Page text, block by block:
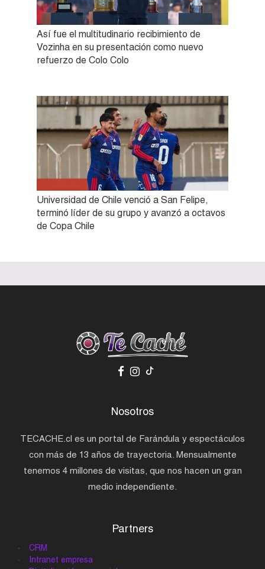
Así fue el multitudinario recibimiento de
Vozinha en su presentación como nuevo
refuerzo de Colo Colo
Universidad de Chile venció a San Felipe,
terminó líder de su grupo y avanzó a octavos
de Copa Chile
Nosotros
TECACHE.cl es un portal de Farándula y espectáculos
con más de 13 años de trayectoria. Mensualmente
tenemos 4 millones de visitas, que nos hacen un gran
medio independiente.
Partners
CRM
Intranet empresa